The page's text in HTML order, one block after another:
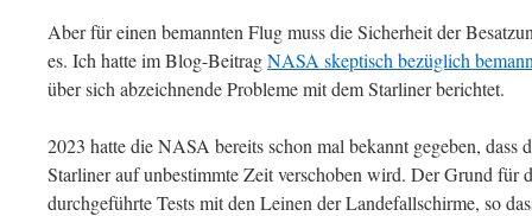
Aber für einen bemannten Flug muss die Sicherheit der
es. Ich hatte im Blog-BeitragNASA skeptisch bezüglich
über sich abzeichnende Probleme mit dem Starliner berichtet.
2023 hatte die NASA bereits schon mal bekannt gegeben, dass
Starliner auf unbestimmte Zeit verschoben wird. Der Grund für
durchgeführte Tests mit den Leinen der Landefallschirme, so